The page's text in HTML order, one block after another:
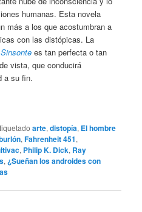
humanas. Esta novela
más a los que acostumbran a
con las distópicas. La
Sinsonte es tan perfecta o tan
vista, que conducirá
a su fin.
arte,distopía, El hombre
,Fahrenheit 451,
, Philip K. Dick, Ray
, ¿Sueñan los androides con